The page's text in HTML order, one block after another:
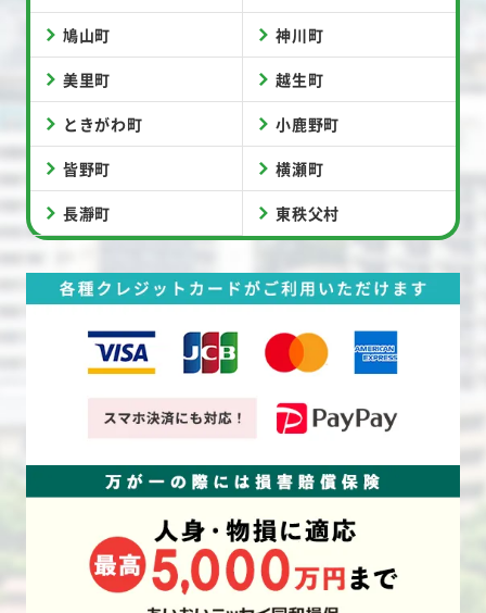
鳩山町 神川町
美里町 越生町
ときがわ町 小鹿野町
皆野町 横瀬町
長瀞町 東秩父村